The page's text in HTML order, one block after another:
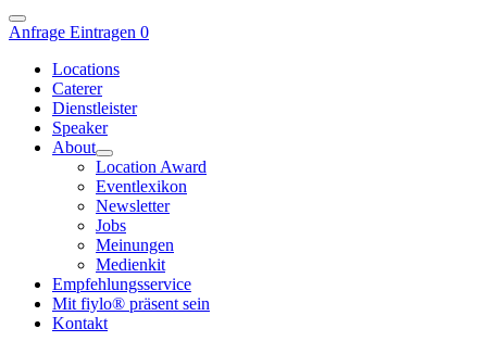
Anfrage Eintragen 0
Locations
Caterer
Dienstleister
Speaker
About
Location Award
Eventlexikon
Newsletter
Jobs
Meinungen
Medienkit
Empfehlungsservice
Mit fiylo® präsent sein
Kontakt